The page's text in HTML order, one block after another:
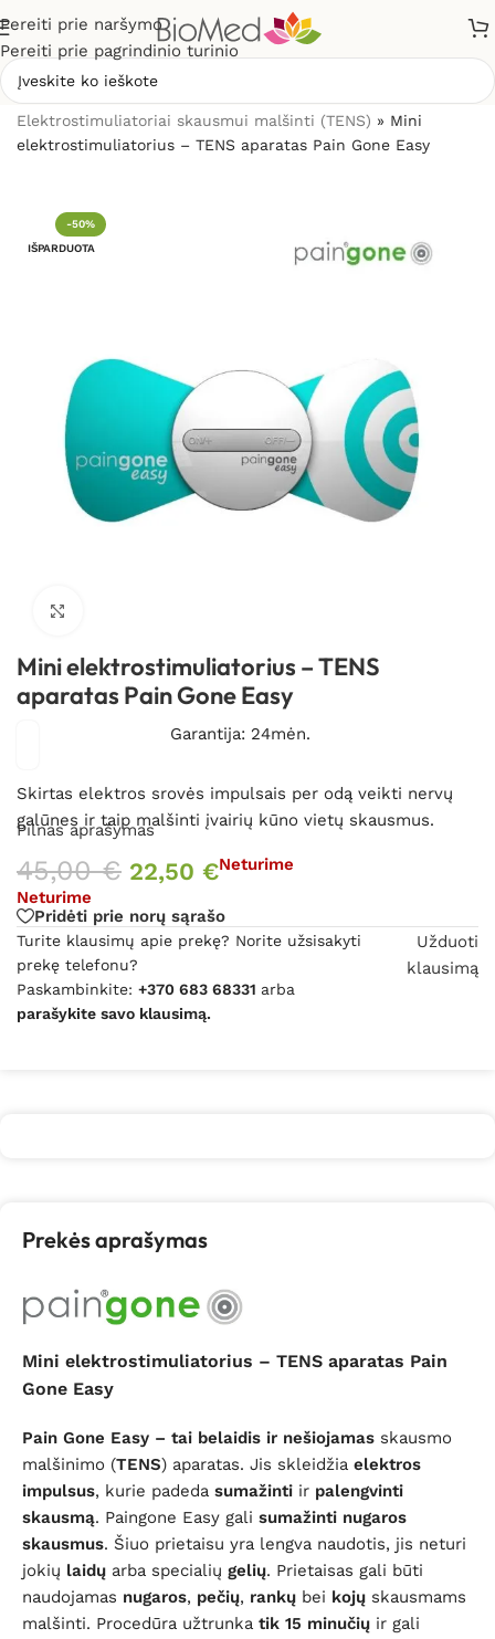
Pereiti prie naršymo
Pereiti prie pagrindinio turinio
Elektrostimuliatoriai skausmui malšinti (TENS) » Mini
elektrostimuliatorius – TENS aparatas Pain Gone Easy
-50%
IŠPARDUOTA
Mini elektrostimuliatorius – TENS
aparatas Pain Gone Easy
Garantija: 24mėn.
Skirtas elektros srovės impulsais per odą veikti nervų
galūnes ir taip malšinti įvairių kūno vietų skausmus.
Pilnas aprašymas
45,00€ 22,50 €Neturime
Neturime
Pridėti prie norų sąrašo
Turite klausimų apie prekę? Norite užsisakyti
prekę telefonu?
Paskambinkite: +370 683 68331 arba
parašykite savo klausimą.
Užduoti
klausimą
Prekės aprašymas
Mini elektrostimuliatorius – TENS aparatas Pain
Gone Easy
Pain Gone Easy – tai belaidis ir nešiojamas skausmo
malšinimo (TENS) aparatas. Jis skleidžia elektros
impulsus, kurie padeda sumažinti ir palengvinti
skausmą. Paingone Easy gali sumažinti nugaros
skausmus. Šiuo prietaisu yra lengva naudotis, jis neturi
jokių laidų arba specialių gelių. Prietaisas gali būti
naudojamas nugaros, pečių, rankų bei kojų skausmams
malšinti. Procedūra užtrunka tik 15 minučių ir gali